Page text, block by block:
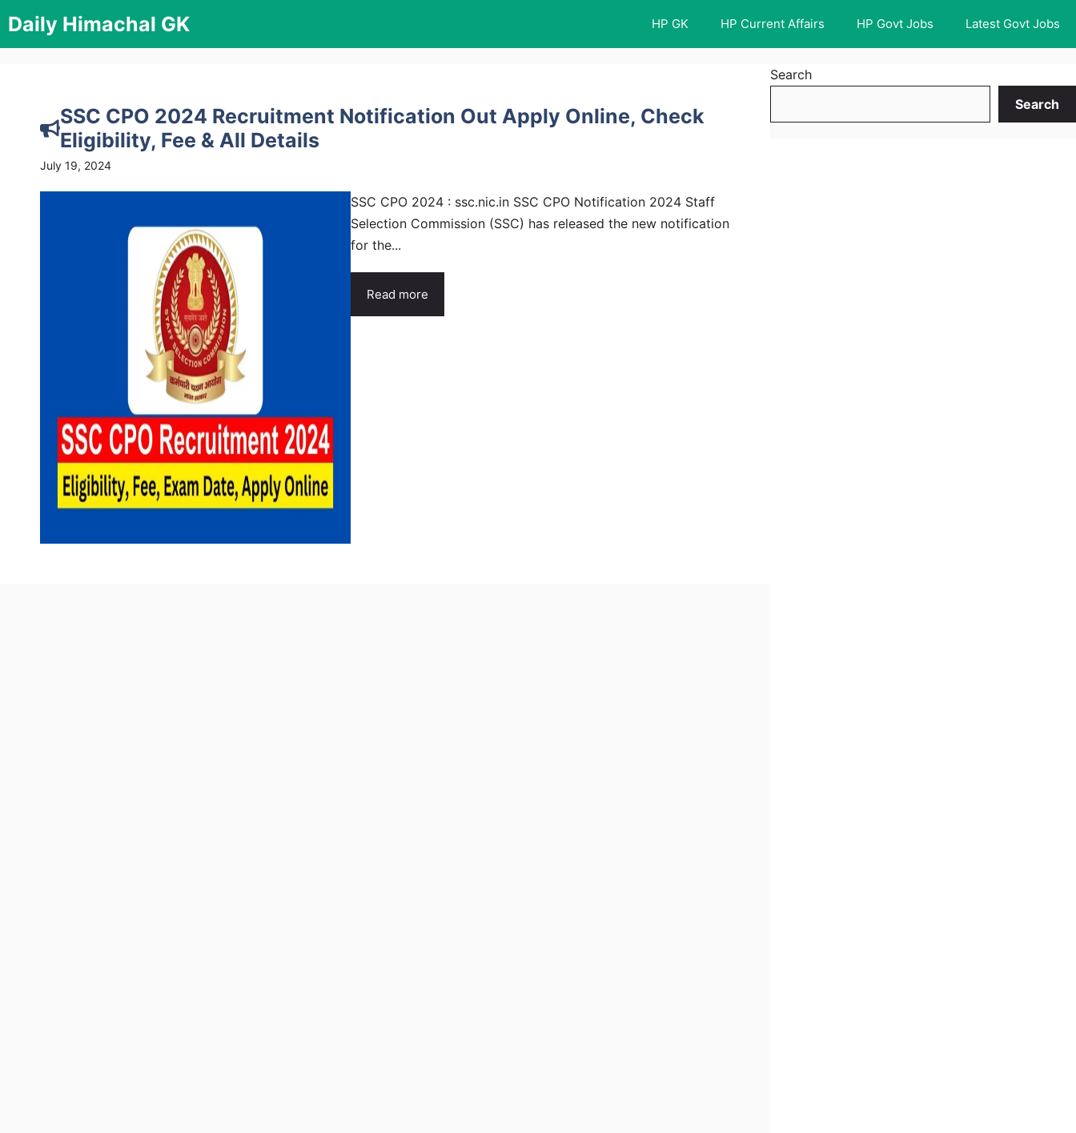
to
content
Daily Himachal GK HP GK HP Current Affairs HP Govt Jobs Latest Govt Jobs
SSC CPO 2024 Recruitment Notification Out Apply Online, Check
Eligibility, Fee & All Details
July 19, 2024
SSC CPO 2024 : ssc.nic.in SSC CPO Notification 2024 Staff
Selection Commission (SSC) has released the new notification
for the...
Read more
Search
Search